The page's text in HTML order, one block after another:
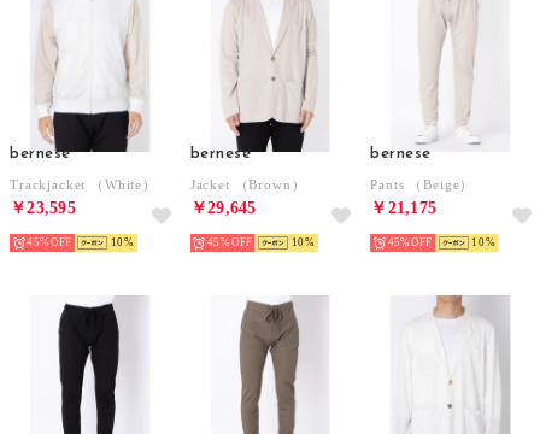
bernese
Trackjacket （White）
￥23,595
45% 10
bernese
Jacket （Brown）
￥29,645
45% 10
bernese
Pants （Beige）
￥21,175
45% 10